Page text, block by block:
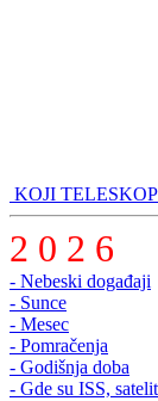
KOJI
2 0 2 6
- Nebeski događaji
- Sunce
- Mesec
- Pomračenja
- Godišnja doba
- Gde su ISS,